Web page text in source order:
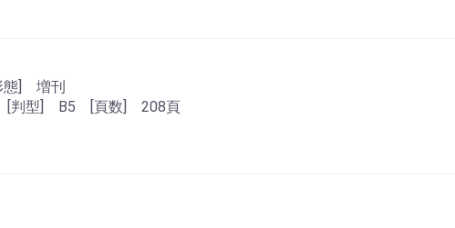
] 増刊
[判型] B5 [頁数] 208頁